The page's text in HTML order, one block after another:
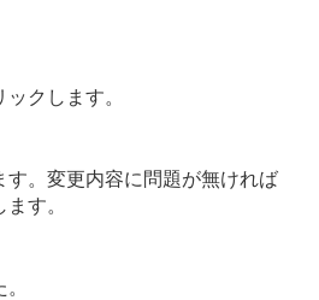
クします。
す。変更内容に問題が無ければ
す。